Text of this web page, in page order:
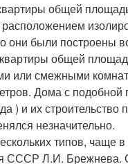
общей
они были
общей
или смежными
Дома с
) и их
незначительно.
типов, чаще
СССР Л.И.